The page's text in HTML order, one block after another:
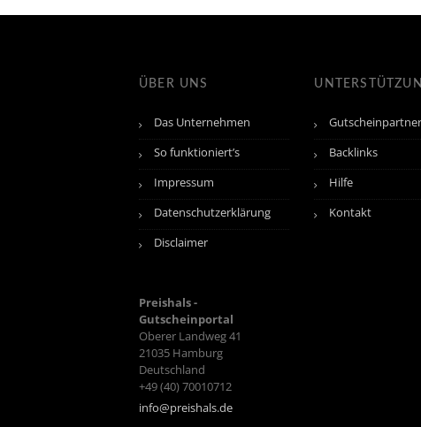
ÜBER UNS
Das Unternehmen
So funktioniert’s
Impressum
Datenschutzerklärung
Disclaimer
Preishals -
Gutscheinportal
Oberer Landweg 41
21035 Hamburg
Deutschland
+49 (40) 70010712
info@preishals.de
Gutscheinpartner
Backlinks
Hilfe
Kontakt